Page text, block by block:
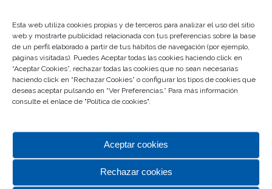
Esta web utiliza cookies propias y de terceros para analizar el uso del sitio
web y mostrarte publicidad relacionada con tus preferencias sobre la base
de un perfil elaborado a partir de tus hábitos de navegación (por ejemplo,
páginas visitadas). Puedes Aceptar todas las cookies haciendo click en
“Aceptar Cookies”, rechazar todas las cookies que no sean necesarias
haciendo click en “Rechazar Cookies” o configurar los tipos de cookies que
deseas aceptar pulsando en “Ver Preferencias.” Para más información
consulte el enlace de "Política de cookies".
Aceptar cookies
Rechazar cookies
¡Nueva apertura! CHARANGA en CC Rosaleda
15/05/2026
¡Nueva apertura! DUNKIN’ en CC Rosaleda
01/04/2026
¡Nueva apertura! CeX en CC Rosaleda
11/02/2026
Nueva Ubicación Club Rositas